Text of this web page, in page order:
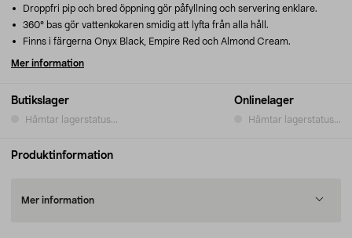
Butikslager
Hämtar lagerstatus...
Onlinelager
Hämtar lagerstatus...
Droppfri pip och bred öppning gör påfyllning och servering enklare.
360° bas gör vattenkokaren smidig att lyfta från alla håll.
Finns i färgerna Onyx Black, Empire Red och Almond Cream.
Mer information
Produktinformation
Mer information